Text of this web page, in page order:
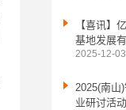

【喜讯】
基地发展
2025-12-
 2025(南山
业研讨活